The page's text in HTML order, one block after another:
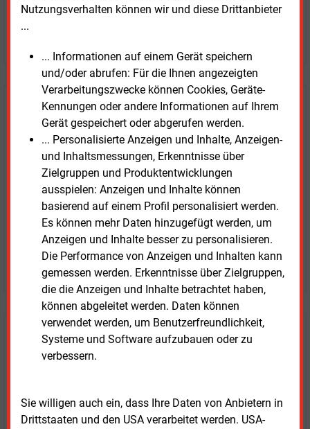
Nutzungsverhalten können wir und diese Drittanbieter
...
... Informationen auf einem Gerät speichern
und/oder abrufen: Für die Ihnen angezeigten
Verarbeitungszwecke können Cookies, Geräte-
Kennungen oder andere Informationen auf Ihrem
Gerät gespeichert oder abgerufen werden.
... Personalisierte Anzeigen und Inhalte, Anzeigen-
und Inhaltsmessungen, Erkenntnisse über
Zielgruppen und Produktentwicklungen
ausspielen: Anzeigen und Inhalte können
basierend auf einem Profil personalisiert werden.
Es können mehr Daten hinzugefügt werden, um
Anzeigen und Inhalte besser zu personalisieren.
Die Performance von Anzeigen und Inhalten kann
gemessen werden. Erkenntnisse über Zielgruppen,
die die Anzeigen und Inhalte betrachtet haben,
können abgeleitet werden. Daten können
verwendet werden, um Benutzerfreundlichkeit,
Systeme und Software aufzubauen oder zu
verbessern.
Sie willigen auch ein, dass Ihre Daten von Anbietern in
Drittstaaten und den USA verarbeitet werden. USA-
Testen SieE&M
kostenlos und
unverbindlich
Zwei Wochen kostenfreier Zugang
Zugang auf stündlich aktualisierte Nachrichten mit
Prognose- und Marktdaten
+ einmal täglich E&M daily
+ zwei Ausgaben der Zeitung E&M
ohne automatische Verlängerung
Login für Kunden